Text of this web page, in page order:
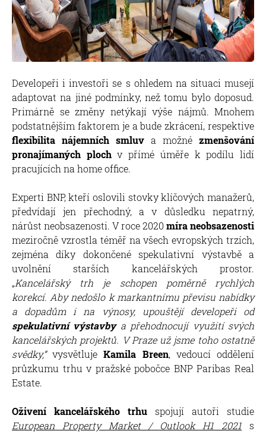
Developeři i investoři se s ohledem na situaci musejí
adaptovat na jiné podmínky, než tomu bylo doposud.
Primárně se změny netýkají výše nájmů. Mnohem
podstatnějším faktorem je a bude zkrácení, respektive
flexibilita nájemních smluv a možné zmenšování
pronajímaných plochv přímé úměře k podílu lidí
pracujících na home office.
Experti BNP, kteří oslovili stovky klíčových manažerů,
předvídají jen přechodný, a v důsledku nepatrný,
nárůst neobsazenosti. V roce 2020 míra neobsazenosti
meziročně vzrostla téměř na všech evropských trzích,
zejména díky dokončené spekulativní výstavbě a
uvolnění starších kancelářských prostor.
„Kancelářský trh je schopen poměrně rychlých
korekcí. Aby nedošlo k markantnímu převisu nabídky
a dopadům i na výnosy, upouštějí developeři od
spekulativní výstavbya přehodnocují využití svých
kancelářských projektů. V Praze už jsme toho ostatně
svědky,“vysvětlujeKamila Breen, vedoucí oddělení
průzkumu trhu v pražské pobočce BNP Paribas Real
Estate.
Oživení kancelářského trhu spojují autoři studie
European Property Market / Outlook H1 2021 s